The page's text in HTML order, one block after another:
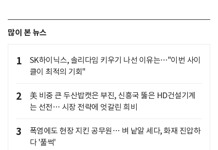
많이 본 뉴스
1
SK하이닉스, 솔리다임 키우기 나선 이유는…"이번 사이
클이 최적의 기회"
2
美 비중 큰 두산밥캣은 부진, 신흥국 뚫은 HD건설기계
는 선전… 시장 전략에 엇갈린 희비
3
폭염에도 현장 지킨 공무원… 벼 낱알 세다, 화재 진압하
다 '풀썩'